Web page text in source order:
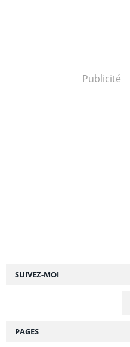
SUIVEZ-MOI
Publicité
PAGES